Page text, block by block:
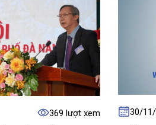
369 lượt xem 30/